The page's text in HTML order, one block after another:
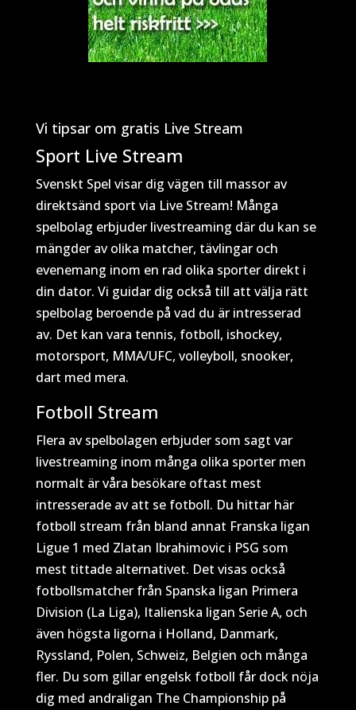
Vi tipsar om gratis Live Stream
Sport Live Stream
Svenskt Spel visar dig vägen till massor av
direktsänd sport via Live Stream! Många
spelbolag erbjuder livestreaming där du kan se
mängder av olika matcher, tävlingar och
evenemang inom en rad olika sporter direkt i
din dator. Vi guidar dig också till att välja rätt
spelbolag beroende på vad du är intresserad
av. Det kan vara tennis, fotboll, ishockey,
motorsport, MMA/UFC, volleyboll, snooker,
dart med mera.
Fotboll Stream
Flera av spelbolagen erbjuder som sagt var
livestreaming inom många olika sporter men
normalt är våra besökare oftast mest
intresserade av att se fotboll. Du hittar här
fotboll stream från bland annat Franska ligan
Ligue 1 med Zlatan Ibrahimovic i PSG som
mest tittade alternativet. Det visas också
fotbollsmatcher från Spanska ligan Primera
Division (La Liga), Italienska ligan Serie A, och
även högsta ligorna i Holland, Danmark,
Ryssland, Polen, Schweiz, Belgien och många
fler. Du som gillar engelsk fotboll får dock nöja
dig med andraligan The Championship på